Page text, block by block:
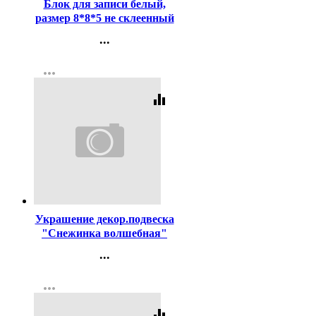
Блок для записи белый,
размер 8*8*5 не склеенный
арт.2012907 (Ст.24)
...
Регистрация
more_horiz
equalizer
Украшение декор.подвеска
"Снежинка волшебная"
арт.916-1998
...
Регистрация
more_horiz